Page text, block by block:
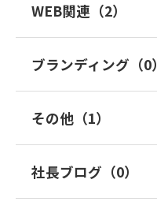
WEB関連（2）
ブランディング（0）
その他（1）
社長ブログ（0）